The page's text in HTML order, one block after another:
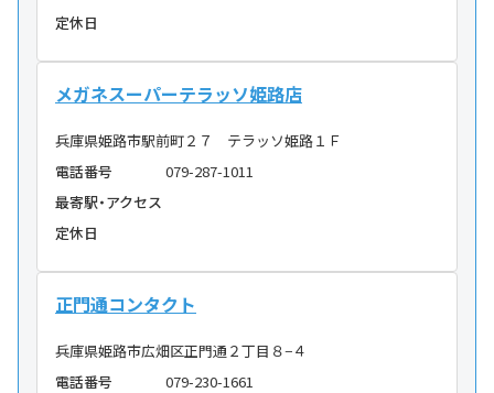
定休日
メガネスーパーテラッソ姫路店
兵庫県姫路市駅前町２７ テラッソ姫路１Ｆ
電話番号
079-287-1011
最寄駅・アクセス
定休日
正門通コンタクト
兵庫県姫路市広畑区正門通２丁目８−４
電話番号
079-230-1661